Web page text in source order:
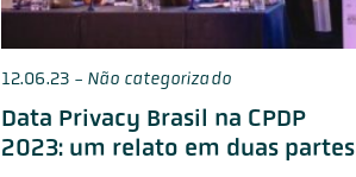
12.06.23 - Não categorizado
Data Privacy Brasil na CPDP
2023: um relato em duas partes